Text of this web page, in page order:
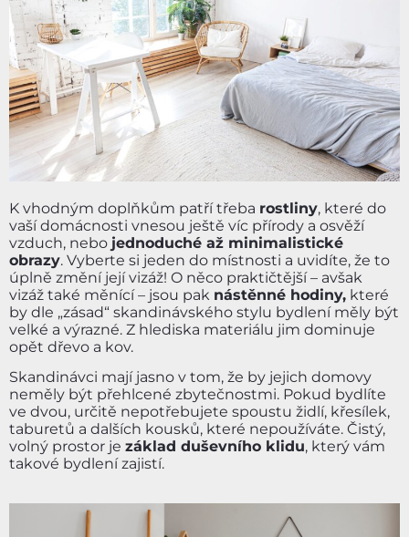
K vhodným doplňkům patří třeba rostliny, které do
vaší domácnosti vnesou ještě víc přírody a osvěží
vzduch, nebo jednoduché až minimalistické
obrazy. Vyberte si jeden do místnosti a uvidíte, že to
úplně změní její vizáž! O něco praktičtější – avšak
vizáž také měnící – jsou pak nástěnné hodiny, které
by dle „zásad“ skandinávského stylu bydlení měly být
velké a výrazné. Z hlediska materiálu jim dominuje
opět dřevo a kov.
Skandinávci mají jasno v tom, že by jejich domovy
neměly být přehlcené zbytečnostmi. Pokud bydlíte
ve dvou, určitě nepotřebujete spoustu židlí, křesílek,
taburetů a dalších kousků, které nepoužíváte. Čistý,
volný prostor je základ duševního klidu, který vám
takové bydlení zajistí.